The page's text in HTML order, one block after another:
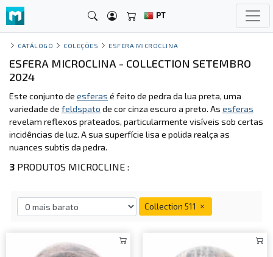
PT
CATÁLOGO COLEÇÕES ESFERA MICROCLINA
ESFERA MICROCLINA - COLLECTION SETEMBRO
2024
Este conjunto de esferas é feito de pedra da lua preta, uma
variedade de feldspato de cor cinza escuro a preto. As esferas
revelam reflexos prateados, particularmente visíveis sob certas
incidências de luz. A sua superfície lisa e polida realça as
nuances subtis da pedra.
3 PRODUTOS MICROCLINE :
Collection 511